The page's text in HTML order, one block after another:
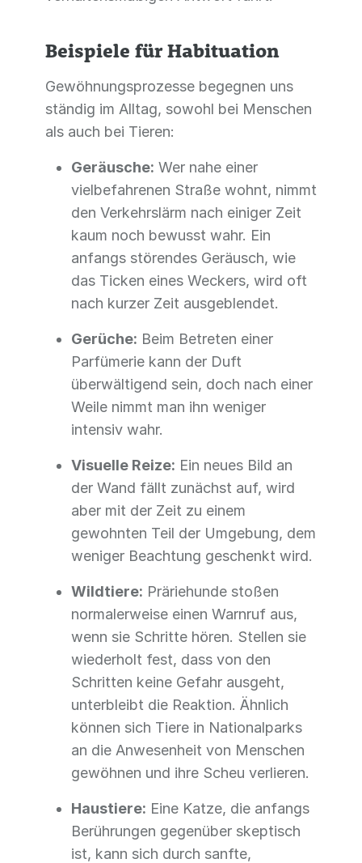
Beispiele für Habituation
Gewöhnungsprozesse begegnen uns
ständig im Alltag, sowohl bei Menschen
als auch bei Tieren:
Geräusche: Wer nahe einer
vielbefahrenen Straße wohnt, nimmt
den Verkehrslärm nach einiger Zeit
kaum noch bewusst wahr. Ein
anfangs störendes Geräusch, wie
das Ticken eines Weckers, wird oft
nach kurzer Zeit ausgeblendet.
Gerüche: Beim Betreten einer
Parfümerie kann der Duft
überwältigend sein, doch nach einer
Weile nimmt man ihn weniger
intensiv wahr.
Visuelle Reize: Ein neues Bild an
der Wand fällt zunächst auf, wird
aber mit der Zeit zu einem
gewohnten Teil der Umgebung, dem
weniger Beachtung geschenkt wird.
Wildtiere: Präriehunde stoßen
normalerweise einen Warnruf aus,
wenn sie Schritte hören. Stellen sie
wiederholt fest, dass von den
Schritten keine Gefahr ausgeht,
unterbleibt die Reaktion. Ähnlich
können sich Tiere in Nationalparks
an die Anwesenheit von Menschen
gewöhnen und ihre Scheu verlieren.
Haustiere: Eine Katze, die anfangs
Berührungen gegenüber skeptisch
ist, kann sich durch sanfte,